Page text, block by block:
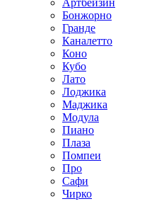
Артбейзин
Бонжорно
Гранде
Каналетто
Коно
Кубо
Лато
Лоджика
Маджика
Модула
Пиано
Плаза
Помпеи
Про
Сафи
Чирко